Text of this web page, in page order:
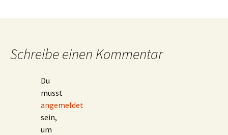
Schreibe einen Kommentar
Du
musst
angemeldet
sein,
um